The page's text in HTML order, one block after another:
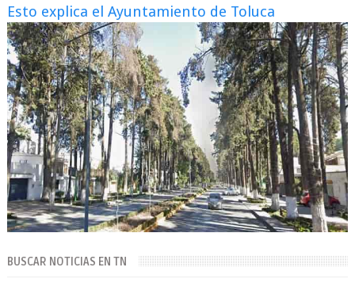
Esto explica el Ayuntamiento de Toluca
BUSCAR NOTICIAS EN TN